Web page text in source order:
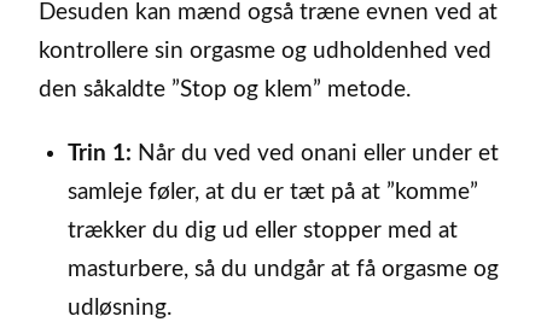
Desuden kan mænd også træne evnen ved at
kontrollere sin orgasme og udholdenhed ved
den såkaldte ”Stop og klem” metode.
Trin 1: Når du ved ved onani eller under et
samleje føler, at du er tæt på at ”komme”
trækker du dig ud eller stopper med at
masturbere, så du undgår at få orgasme og
udløsning.